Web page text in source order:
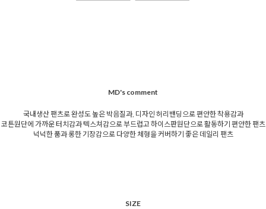
MD's comment
국내생산 팬츠로 완성도 높은 박음질과, 디자인 허리밴딩으로 편안한 착용감과
코튼원단에 가까운 터치감과 텍스쳐감으로 부드럽고 하이스판원단으로 활동하기 편안한 팬츠
넉넉한 품과 롱한 기장감으로 다양한 체형을 커버하기 좋은 데일리 팬츠
SIZE